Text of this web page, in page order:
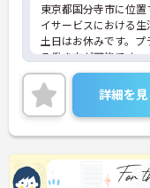
東京都国分寺市に位
イサービスにおける生
土日はお休みです。
る働き方が可能です
スの提供を行ってい
ご興味のある方には、
に詳細をご案内します
い！
詳細を